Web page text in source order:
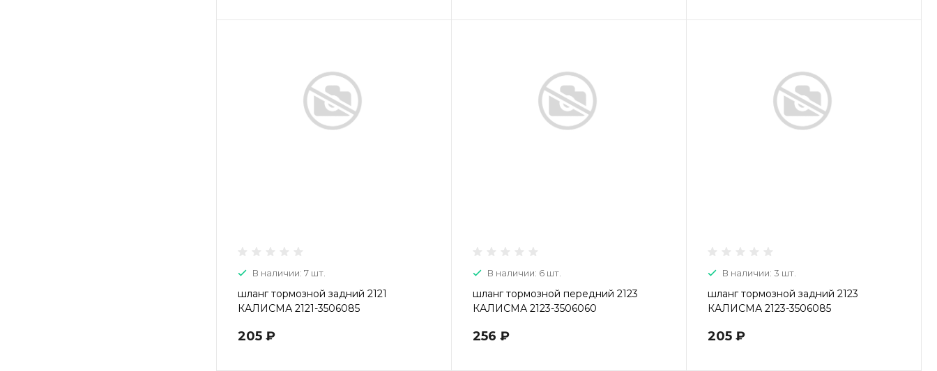
В наличии: 7 шт.
шланг тормозной задний 2121
КАЛИСМА 2121-3506085
205 ₽
В наличии: 6 шт.
шланг тормозной передний 2123
КАЛИСМА 2123-3506060
256 ₽
В наличии: 3 шт.
шланг тормозной задний 2123
КАЛИСМА 2123-3506085
205 ₽